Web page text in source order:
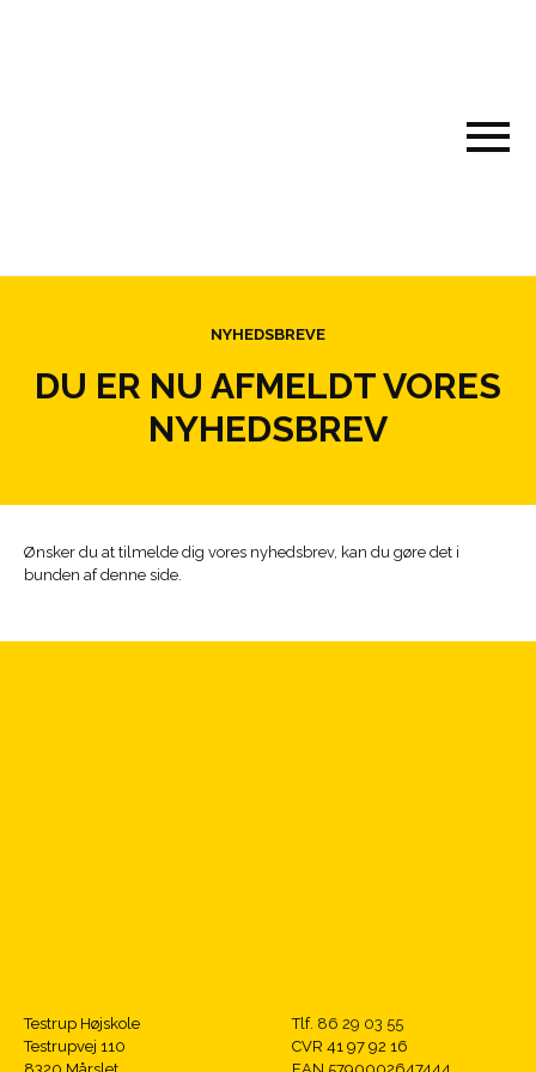
NYHEDSBREVE
DU ER NU AFMELDT VORES
NYHEDSBREV
Ønsker du at tilmelde dig vores nyhedsbrev, kan du gøre det i
bunden af denne side.
Testrup Højskole
Testrupvej 110
Tlf. 86 29 03 55
CVR 41 97 92 16